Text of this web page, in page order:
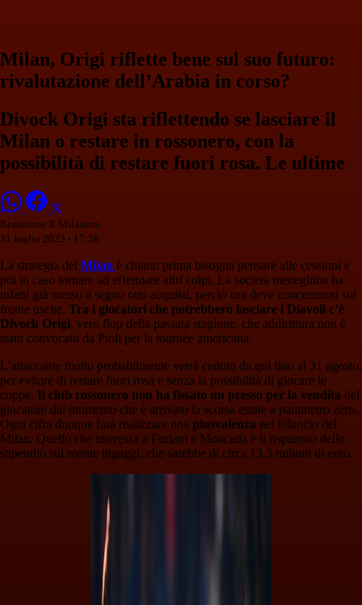
Milan, Origi riflette bene sul suo futuro:
rivalutazione dell’Arabia in corso?
Divock Origi sta riflettendo se lasciare il
Milan o restare in rossonero, con la
possibilità di restare fuori rosa. Le ultime
Redazione Il Milanista
31 luglio 2023 - 17:58
La strategia del Milan è chiara: prima bisogna pensare alle cessioni e
poi in caso tornare ad effettuare altri colpi. La società meneghina ha
infatti già messo a segno otto acquisti, perciò ora deve concentrarsi sul
fronte uscite. Tra i giocatori che potrebbero lasciare i Diavoli c’è
Divock Origi, vero flop della passata stagione, che addirittura non è
stato convocato da Pioli per la tournée americana.
L’attaccante molto probabilmente verrà ceduto da qui fino al 31 agosto,
per evitare di restare fuori rosa e senza la possibilità di giocare le
coppe. Il club rossonero non ha fissato un presso per la vendita del
giocatore dal momento che è arrivato la scorsa estate a parametro zero.
Ogni cifra dunque farà realizzare una plusvalenza nel bilancio del
Milan. Quello che interessa a Furlani e Moncada è il risparmio dello
stipendio sul monte ingaggi, che sarebbe di circa 13,3 milioni di euro.